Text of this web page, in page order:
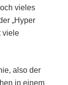
vieles
„Hyper
viele
also der
in einem